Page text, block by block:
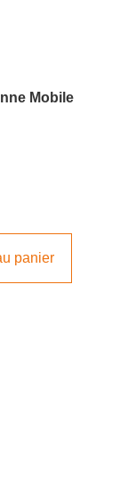
Mobile
panier